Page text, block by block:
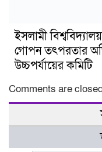
ইসলামী
গোপন তৎপরতার
উচ্চপর্যায়ের কমিটি
Comments are